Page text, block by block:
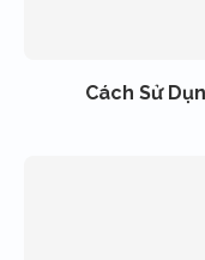
Cách Sử